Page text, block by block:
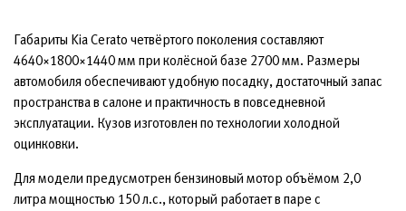
Габариты Kia Cerato четвёртого поколения составляют
4640×1800×1440 мм при колёсной базе 2700 мм. Размеры
автомобиля обеспечивают удобную посадку, достаточный запас
пространства в салоне и практичность в повседневной
эксплуатации. Кузов изготовлен по технологии холодной
оцинковки.
Для модели предусмотрен бензиновый мотор объёмом 2,0
литра мощностью 150 л.с., который работает в паре с